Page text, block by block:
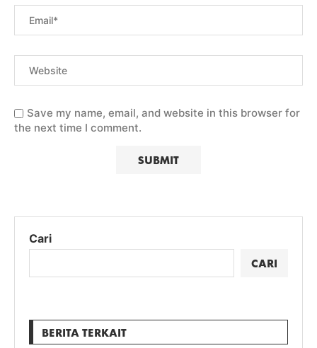
Save my name, email, and website in this browser for
the next time I comment.
Cari
CARI
BERITA TERKAIT